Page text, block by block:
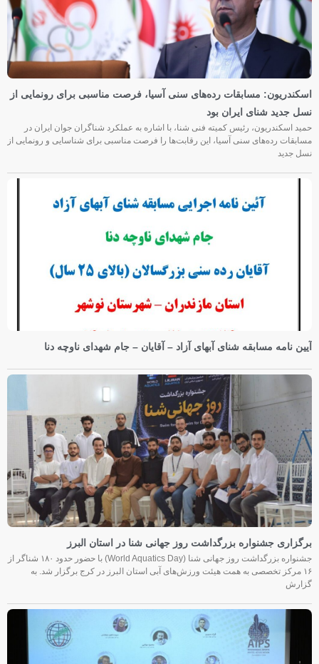
اسکندریون: مسابقات رده‌های سنی آسیا، فرصت مناسبی برای رونمایی از
نسل جدید شنای ایران بود
حمید اسکندریون، رئیس کمیته فنی شنا، با اشاره به عملکرد شناگران جوان ایران در
مسابقات رده‌های سنی آسیا، این رقابت‌ها را فرصت مناسبی برای شناسایی و رونمایی از
نسل جدید
آیین نامه مسابقه شنای آبهای آزاد – آقایان – جام شهدای ناوچه دنا
برگزاری جشنواره بزرگداشت روز جهانی شنا در استان البرز
جشنواره بزرگداشت روز جهانی شنا (World Aquatics Day) با حضور حدود ۱۸۰ شناگر از
۱۶ مرکز تخصصی به همت هیئت ورزش‌های آبی استان البرز در کرج برگزار شد. به
گزارش